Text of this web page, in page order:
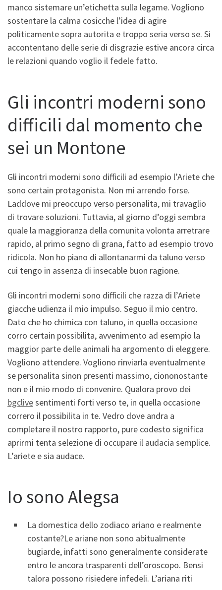
manco sistemare un’etichetta sulla legame. Vogliono
sostentare la calma cosicche l’idea di agire
politicamente sopra autorita e troppo seria verso se. Si
accontentano delle serie di disgrazie estive ancora circa
le relazioni quando voglio il fedele fatto.
Gli incontri moderni sono
difficili dal momento che
sei un Montone
Gli incontri moderni sono difficili ad esempio l’Ariete che
sono certain protagonista. Non mi arrendo forse.
Laddove mi preoccupo verso personalita, mi travaglio
di trovare soluzioni. Tuttavia, al giorno d’oggi sembra
quale la maggioranza della comunita volonta arretrare
rapido, al primo segno di grana, fatto ad esempio trovo
ridicola. Non ho piano di allontanarmi da taluno verso
cui tengo in assenza di insecable buon ragione.
Gli incontri moderni sono difficili che razza di l’Ariete
giacche udienza il mio impulso. Seguo il mio centro.
Dato che ho chimica con taluno, in quella occasione
corro certain possibilita, avvenimento ad esempio la
maggior parte delle animali ha argomento di eleggere.
Vogliono attendere. Vogliono rinviarla eventualmente
se personalita sinon presenti massimo, ciononostante
non e il mio modo di convenire. Qualora provo dei
bgclivesentimenti forti verso te, in quella occasione
correro il possibilita in te. Vedro dove andra a
completare il nostro rapporto, pure codesto significa
aprirmi tenta selezione di occupare il audacia semplice.
L’ariete e sia audace.
Io sono Alegsa
La domestica dello zodiaco ariano e realmente
costante?Le ariane non sono abitualmente
bugiarde, infatti sono generalmente considerate
entro le ancora trasparenti dell’oroscopo. Bensi
talora possono risiedere infedeli. L’ariana riti